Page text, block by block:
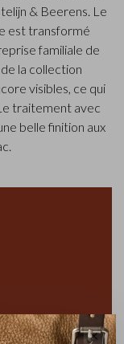
& Beerens. Le
est transformé
familiale de
la collection
visibles, ce qui
traitement avec
belle finition aux
✕